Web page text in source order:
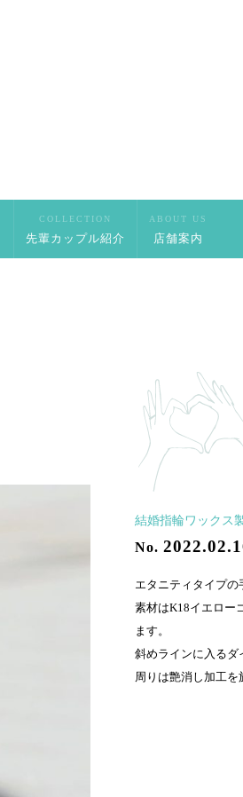
COLLECTION
先輩カップル紹介
ABOUT US
店舗案内
結婚指輪ワックス
No.
エタニティタイプの
素材はK18イエロー
ます。
斜めラインに入るダ
周りは艶消し加工を